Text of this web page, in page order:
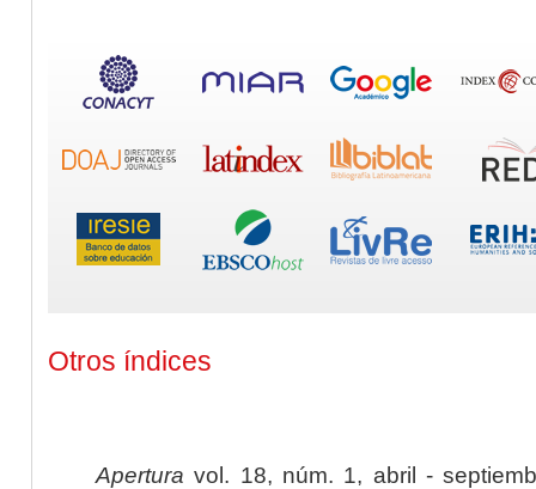
Otros índices
Apertura vol. 18, núm. 1, abril -